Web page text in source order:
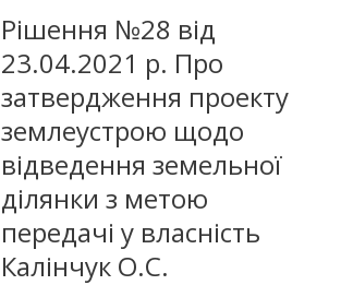
Рішення №28 від
23.04.2021 р. Про
затвердження проекту
землеустрою щодо
відведення земельної
ділянки з метою
передачі у власність
Калінчук О.С.